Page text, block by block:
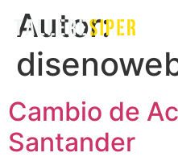
Autor:
Cambio de
Santander